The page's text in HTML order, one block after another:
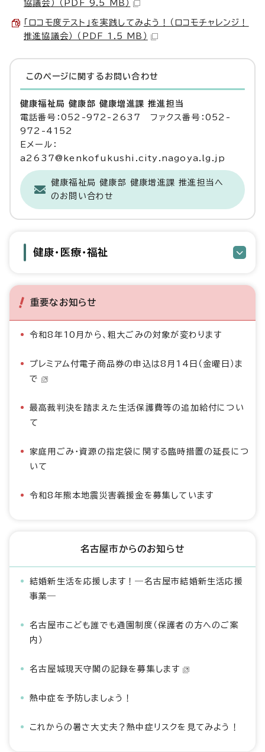
協議会） （PDF 9.5 MB）
「ロコモ度テスト」を実践してみよう！（ロコモチャレンジ！
推進協議会） （PDF 1.5 MB）
このページに関する お問い合わせ
健康福祉局 健康部 健康増進課 推進担当
電話番号：052-972-2637 ファクス番号：052-
972-4152
Eメール：
a2637@kenkofukushi.city.nagoya.lg.jp
健康福祉局 健康部 健康増進課 推進担当へ
のお問い合わせ
健康・医療・福祉
重要なお知らせ
令和8年10月から、粗大ごみの対象が変わります
プレミアム付電子商品券の申込は8月14日（金曜日）ま
で
最高裁判決を踏まえた生活保護費等の追加給付につい
て
家庭用ごみ・資源の指定袋に関する臨時措置の延長につ
いて
令和8年熊本地震災害義援金を募集しています
名古屋市からのお知らせ
結婚新生活を応援します！―名古屋市結婚新生活応援
事業―
名古屋市こども誰でも通園制度（保護者の方へのご案
内）
名古屋城現天守閣の記録を募集します
熱中症を予防しましょう！
これからの暑さ大丈夫？熱中症リスクを見てみよう！